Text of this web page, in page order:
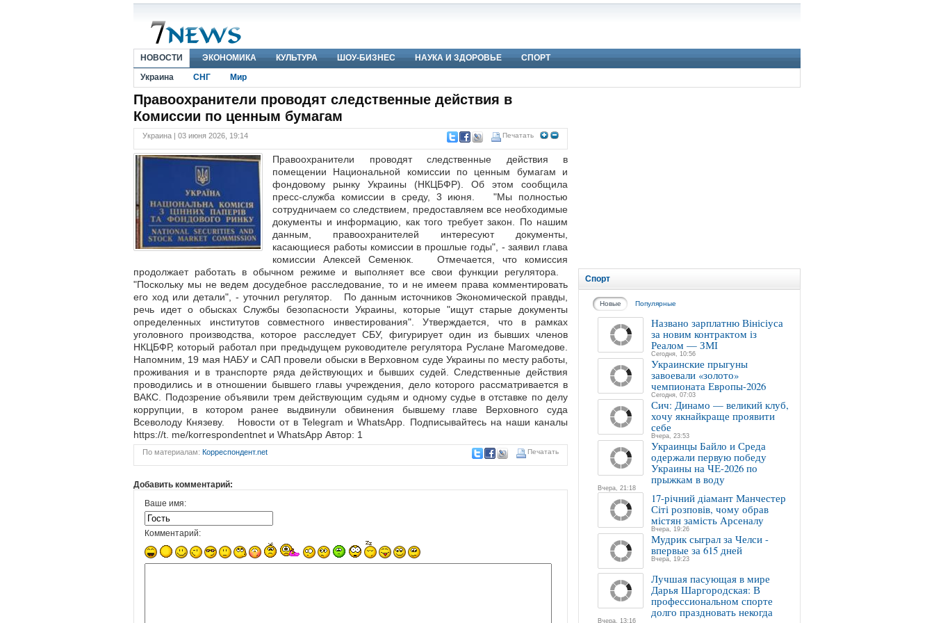
НОВОСТИ ЭКОНОМИКА КУЛЬТУРА ШОУ-БИЗНЕС НАУКА И ЗДОРОВЬЕ
СПОРТ
Украина
СНГ Мир
Правоохранители проводят следственные действия в
Комиссии по ценным бумагам
Печатать
Украина | 03 июня 2026, 19:14
Правоохранители проводят следственные действия в
помещении Национальной комиссии по ценным бумагам и
фондовому рынку Украины (НКЦБФР). Об этом сообщила
пресс-служба комиссии в среду, 3 июня. "Мы полностью
сотрудничаем со следствием, предоставляем все необходимые
документы и информацию, как того требует закон. По нашим
данным, правоохранителей интересуют документы,
касающиеся работы комиссии в прошлые годы", - заявил глава
комиссии Алексей Семенюк. Отмечается, что комиссия
продолжает работать в обычном режиме и выполняет все свои функции регулятора.
"Поскольку мы не ведем досудебное расследование, то и не имеем права комментировать
его ход или детали", - уточнил регулятор. По данным источников Экономической правды,
речь идет о обысках Службы безопасности Украины, которые "ищут старые документы
определенных институтов совместного инвестирования". Утверждается, что в рамках
уголовного производства, которое расследует СБУ, фигурирует один из бывших членов
НКЦБФР, который работал при предыдущем руководителе регулятора Руслане Магомедове.
Напомним, 19 мая НАБУ и САП провели обыски в Верховном суде Украины по месту работы,
проживания и в транспорте ряда действующих и бывших судей. Следственные действия
проводились и в отношении бывшего главы учреждения, дело которого рассматривается в
ВАКС. Подозрение объявили трем действующим судьям и одному судье в отставке по делу
коррупции, в котором ранее выдвинули обвинения бывшему главе Верховного суда
Всеволоду Князеву. Новости от в Telegram и WhatsApp. Подписывайтесь на наши каналы
https://t. me/korrespondentnet и WhatsApp Автор: 1
Печатать
По материалам: Корреспондент.net
Добавить комментарий:
Ваше имя:
Комментарий:
Спорт
Новые Популярные
Названо зарплатню Вінісіуса
за новим контрактом із
Реалом — ЗМІ
Сегодня, 10:56
Украинские прыгуны
завоевали «золото»
чемпионата Европы-2026
Сегодня, 07:03
Сич: Динамо — великий клуб,
хочу якнайкраще проявити
себе
Вчера, 23:53
Украинцы Байло и Среда
одержали первую победу
Украины на ЧЕ-2026 по
прыжкам в воду
Вчера, 21:18
17-річний діамант Манчестер
Сіті розповів, чому обрав
містян замість Арсеналу
Вчера, 19:26
Мудрик сыграл за Челси -
впервые за 615 дней
Вчера, 19:23
Лучшая пасующая в мире
Дарья Шаргородская: В
профессиональном спорте
долго праздновать некогда
Вчера, 13:16